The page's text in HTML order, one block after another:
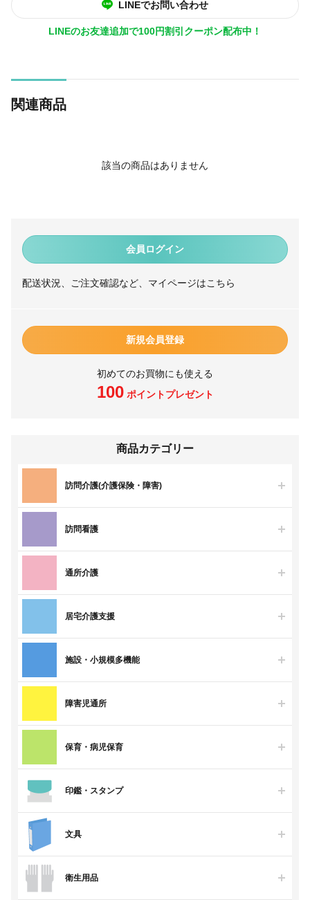
会員ログイン
配送状況、ご注文確認など、マイページはこちら
新規会員登録
初めてのお買物にも使える
100ポイントプレゼント
商品カテゴリー
訪問介護(介護保険・障害)
訪問看護
通所介護
居宅介護支援
施設・小規模多機能
障害児通所
保育・病児保育
印鑑・スタンプ
文具
衛生用品
LINEでお問い合わせ
LINEのお友達追加で100円割引クーポン配布中！
関連商品
該当の商品はありません